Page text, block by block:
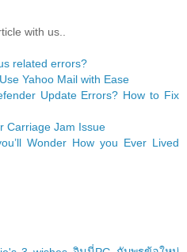
with us..
related errors?
Yahoo Mail with Ease
Update Errors? How to Fix
Carriage Jam Issue
Wonder How you Ever Lived